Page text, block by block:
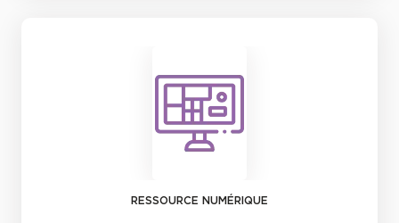
RESSOURCE NUMÉRIQUE